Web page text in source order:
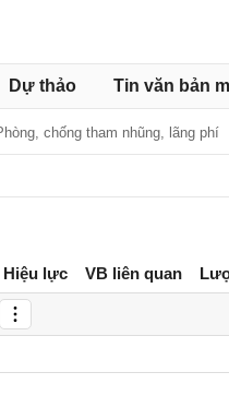
Dự thảo Tin văn bản
chống tham nhũng, lãng phí
Hiệu lực VB liên quan